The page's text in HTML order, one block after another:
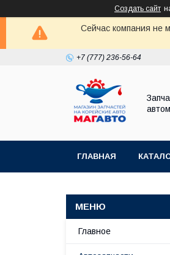
Создать сайт
Сейчас компания не
+7 (777) 236-56-64
ГЛАВНАЯ
Главное